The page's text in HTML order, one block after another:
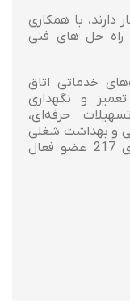
با همکاری
راه حل های فنی
خدماتی اتاق
و نگهداری
حرفه‌ای،
و بهداشت شغلی
و همچنین آموزش خصوصی است، دارای 217 عضو فعال